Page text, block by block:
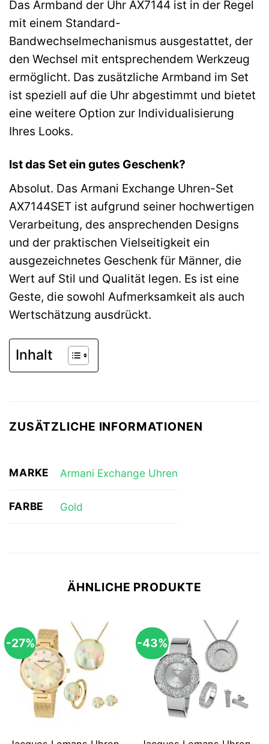
Das Armband der Uhr AX7144 ist in der Regel
mit einem Standard-
Bandwechselmechanismus ausgestattet, der
den Wechsel mit entsprechendem Werkzeug
ermöglicht. Das zusätzliche Armband im Set
ist speziell auf die Uhr abgestimmt und bietet
eine weitere Option zur Individualisierung
Ihres Looks.
Ist das Set ein gutes Geschenk?
Absolut. Das Armani Exchange Uhren-Set
AX7144SET ist aufgrund seiner hochwertigen
Verarbeitung, des ansprechenden Designs
und der praktischen Vielseitigkeit ein
ausgezeichnetes Geschenk für Männer, die
Wert auf Stil und Qualität legen. Es ist eine
Geste, die sowohl Aufmerksamkeit als auch
Wertschätzung ausdrückt.
Inhalt
ZUSÄTZLICHE INFORMATIONEN
MARKE Armani Exchange Uhren
FARBE Gold
ÄHNLICHE PRODUKTE
-27% -43%